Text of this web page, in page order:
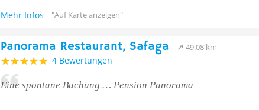
Mehr Infos "Auf Karte anzeigen"
Panorama Restaurant, Safaga 49.08 km
4 Bewertungen
Eine spontane Buchung … Pension Panorama